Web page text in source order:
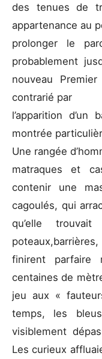
des tenues de
appartenance au
prolonger le
probablement
nouveau
contrarié par
l’apparition
montrée
Une rangée
matraques et
contenir une
cagoulés, qui
qu’elle
finirent parfaire
centaines de
jeu aux «
temps, les
visiblement
Les curieux